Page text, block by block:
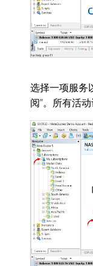
选择一项服务
阅”。所有活